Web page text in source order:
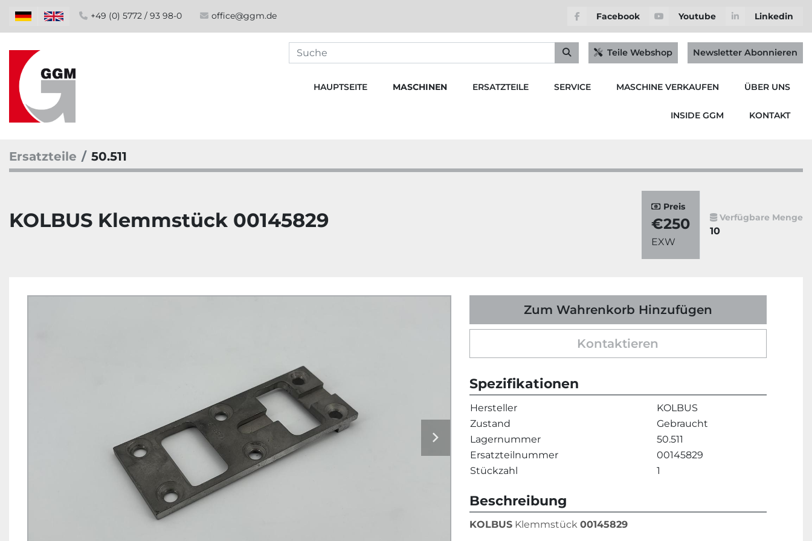
+49 (0) 5772 / 93 98-0 office@ggm.de Facebook Youtube Linkedin
Teile Webshop Newsletter Abonnieren
HAUPTSEITE MASCHINEN ERSATZTEILE SERVICE MASCHINE VERKAUFEN ÜBER UNS
INSIDE GGM KONTAKT
Ersatzteile 50.511
KOLBUS Klemmstück 00145829
Preis
€250
EXW
Verfügbare Menge
10
Zum Wahrenkorb Hinzufügen
Kontaktieren
Spezifikationen
Hersteller
KOLBUS
Zustand
Gebraucht
Lagernummer
50.511
Ersatzteilnummer
00145829
Stückzahl
1
Beschreibung
KOLBUS Klemmstück 00145829